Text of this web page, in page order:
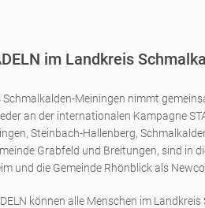
im Landkreis
Schmalkalden-Meiningen nimmt
an der internationalen Kampagne
Steinbach-Hallenberg,
Grabfeld und Breitungen, sind in
und die Gemeinde Rhönblick als
können alle Menschen im